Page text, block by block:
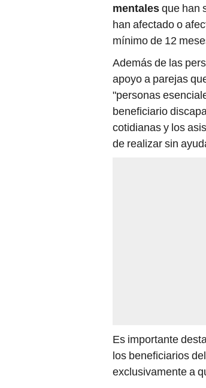
mentalesque han
han afectado o
mínimo de 12
Además de las
apoyo a parejas
"personas
beneficiario
cotidianas y los
de realizar sin
Es importante
los beneficiarios
exclusivamente a